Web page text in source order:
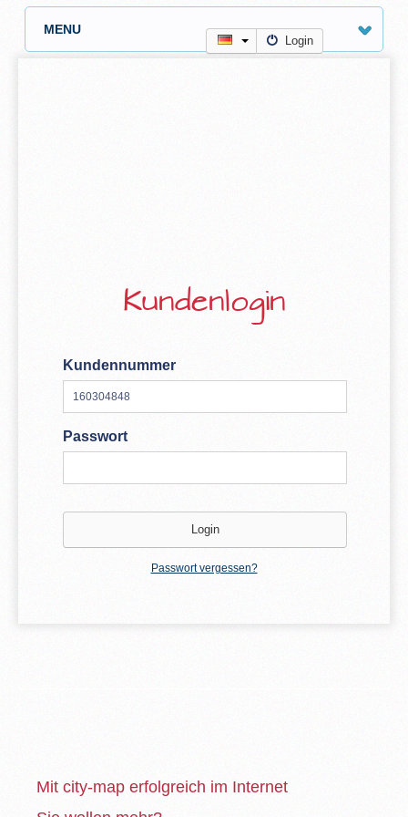
MENU
Login
Kundenlogin
Kundennummer
Passwort
Passwort vergessen?
Mit city-map erfolgreich im Internet